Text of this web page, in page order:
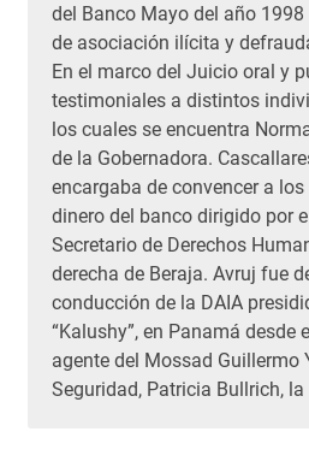
del Banco Mayo del año
de asociación ilícita y
En el marco del Juicio oral y
testimoniales a distintos
los cuales se encuentra
de la Gobernadora.
encargaba de convencer a
dinero del banco dirigido por
Secretario de Derechos
derecha de Beraja. Avruj fue
conducción de la DAIA
“Kalushy”, en Panamá
agente del Mossad Guillermo
Seguridad, Patricia Bullrich,